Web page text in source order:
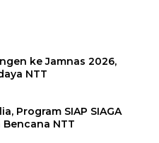
ke Jamnas 2026,
NTT
Program SIAP SIAGA
NTT